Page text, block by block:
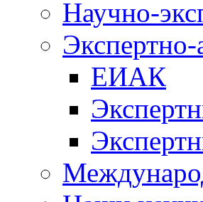
Научно-
Экспертно-
ЕИАК